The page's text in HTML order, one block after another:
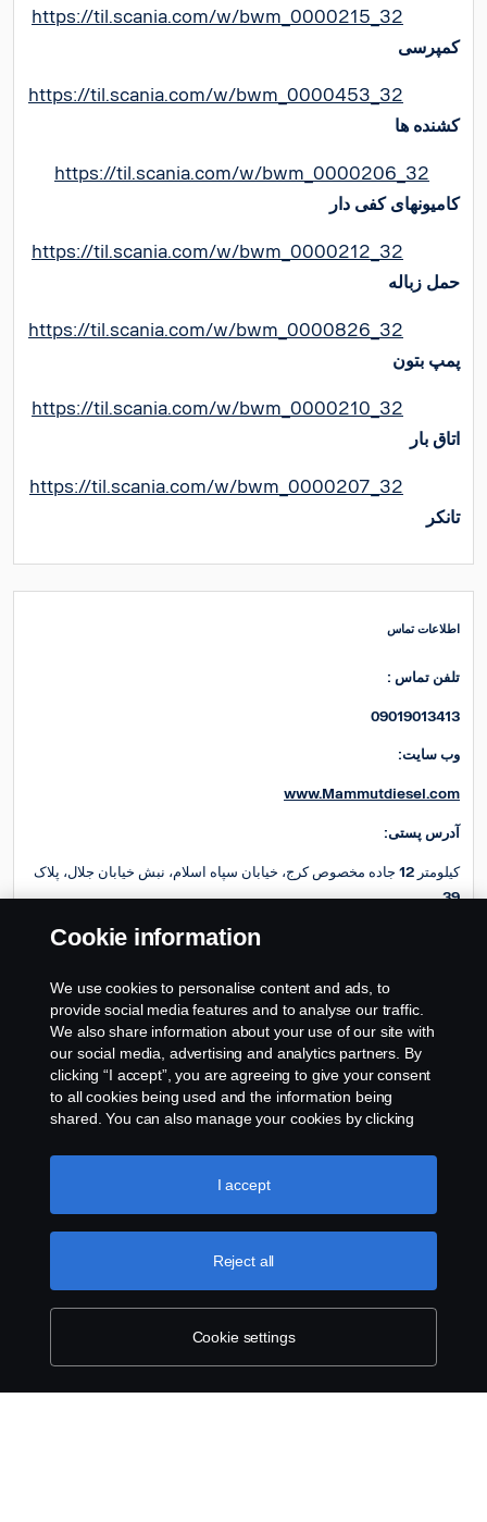
https://til.scania.com/w/bwm_0000215_32
کمپرسی
https://til.scania.com/w/bwm_0000453_32
کشنده ها
https://til.scania.com/w/bwm_0000206_32
کامیونهای کفی دار
https://til.scania.com/w/bwm_0000212_32
حمل زباله
https://til.scania.com/w/bwm_0000826_32
پمپ بتون
https://til.scania.com/w/bwm_0000210_32
اتاق بار
https://til.scania.com/w/bwm_0000207_32
تانکر
اطلاعات تماس
: تلفن تماس
09019013413
:وب سایت
www.Mammutdiesel.com
:آدرس پستی
کیلومتر 12 جاده مخصوص کرج، خیابان سپاه اسلام، نبش خیابان جلال، پلاک
39
Cookie information
We use cookies to personalise content and ads, to
provide social media features and to analyse our traffic.
We also share information about your use of our site with
our social media, advertising and analytics partners. By
clicking “I accept”, you are agreeing to give your consent
to all cookies being used and the information being
shared. You can also manage your cookies by clicking
like to accept. For a more detailed explanation of how we
use cookies, please visit our cookies section, which you
Cookie settings
Reject all
I accept